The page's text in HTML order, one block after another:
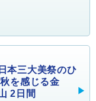
本三大美祭のひ
を感じる金
2日間